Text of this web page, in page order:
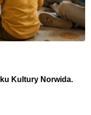
Kultury Norwida.